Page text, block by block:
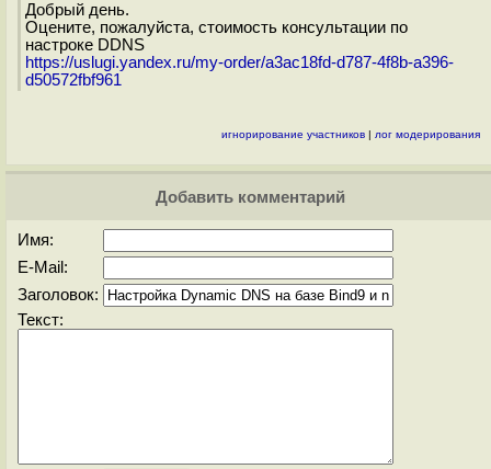
Добрый день.
Оцените, пожалуйста, стоимость консультации по
настроке DDNS
https://uslugi.yandex.ru/my-order/a3ac18fd-d787-4f8b-a396-
d50572fbf961
игнорирование участников | лог модерирования
Добавить комментарий
Имя:
E-Mail:
Заголовок:
Текст: